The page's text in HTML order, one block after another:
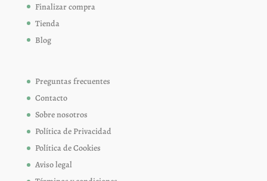
Finalizar compra
Tienda
Blog
Preguntas frecuentes
Contacto
Sobre nosotros
Política de Privacidad
Política de Cookies
Aviso legal